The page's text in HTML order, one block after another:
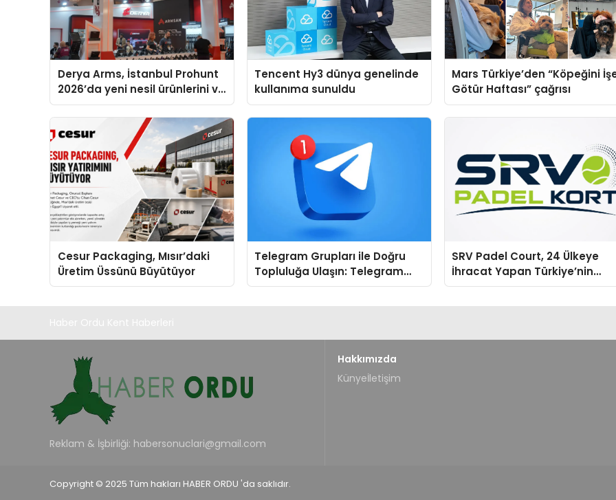
Derya Arms, İstanbul Prohunt
2026’da yeni nesil ürünlerini ve
global marka vizyonunu
sergiledi
Tencent Hy3 dünya genelinde
kullanıma sunuldu
Mars Türkiye’den “Köpeğini
Götür Haftası” çağrısı
Cesur Packaging, Mısır’daki
Üretim Üssünü Büyütüyor
Telegram Grupları ile Doğru
Topluluğa Ulaşın: Telegram
Grup Keşfinde Sade ve
SRV Padel Court, 24 Ülkeye
İhracat Yapan Türkiye’nin
Padel Kortu Üretim Gücü
Reklam & İşbirliği: habersonuclari@gmail.com
Hakkımızda
Künyeİletişim
Copyright © 2025 Tüm hakları HABER ORDU 'da saklıdır.